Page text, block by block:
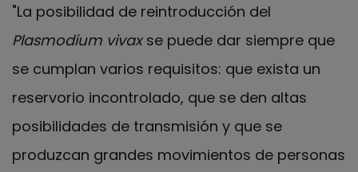
"La posibilidad de reintroducción del
Plasmodium vivaxse puede dar siempre que
se cumplan varios requisitos: que exista un
reservorio incontrolado, que se den altas
posibilidades de transmisión y que se
produzcan grandes movimientos de personas